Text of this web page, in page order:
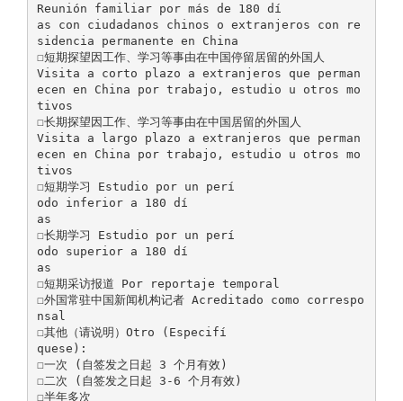
Reunión familiar por más de 180 dí
as con ciudadanos chinos o extranjeros con re
sidencia permanente en China
☐短期探望因工作、学习等事由在中国停留居留的外国人
Visita a corto plazo a extranjeros que perman
ecen en China por trabajo, estudio u otros mo
tivos
☐长期探望因工作、学习等事由在中国居留的外国人
Visita a largo plazo a extranjeros que perman
ecen en China por trabajo, estudio u otros mo
tivos
☐短期学习 Estudio por un perí
odo inferior a 180 dí
as
☐长期学习 Estudio por un perí
odo superior a 180 dí
as
☐短期采访报道 Por reportaje temporal
☐外国常驻中国新闻机构记者 Acreditado como correspo
nsal
☐其他（请说明）Otro (Especifí
quese):
☐一次 (自签发之日起 3 个月有效)
☐二次 (自签发之日起 3-6 个月有效)
☐半年多次